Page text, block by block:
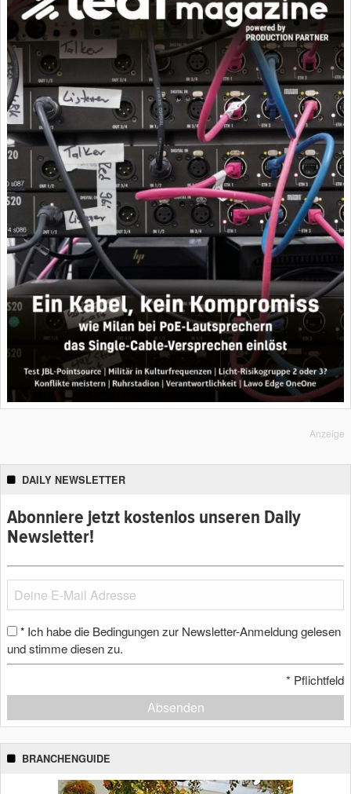
Anzeige
DAILY NEWSLETTER
Abonniere jetzt kostenlos unseren Daily
Newsletter!
* Ich habe die Bedingungen zur Newsletter-Anmeldung gelesen
und stimme diesen zu.
* Pflichtfeld
Absenden
BRANCHENGUIDE